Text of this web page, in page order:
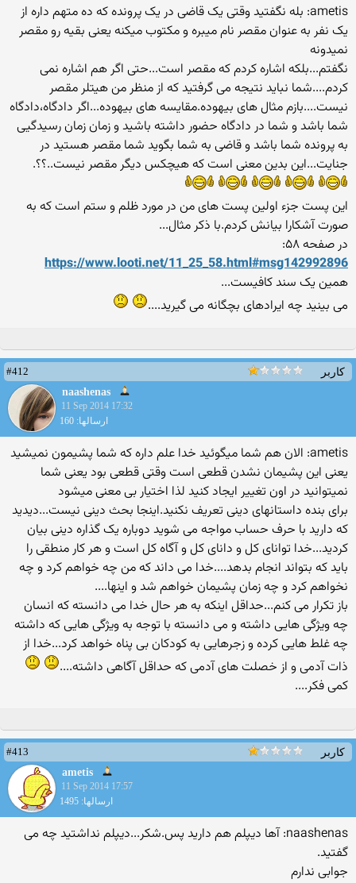
ametis: بله نگفتید وقتی یک قاضی در یک پرونده که ده متهم داره از
یک نفر به عنوان مقصر نام میبره و مکتوب میکنه یعنی بقیه رو مقصر
نمیدونه
نگفتم...بلکه اشاره کردم که مقصر است...حتی اگر هم اشاره نمی
کردم....شما نباید نتیجه می گرفتید که از منظر من هیتلر مقصر
نیست....بازم مثال های بیهوده.مقایسه های بیهوده...اگر دادگاه،دادگاه
شما باشد و شما در دادگاه حضور داشته باشید و زمان زمان رسیدگیی
به پرونده شما باشد و قاضی به شما بگوید شما مقصر هستید در
جنایت...این بدین معنی است که هیچکس دیگر مقصر نیست..؟؟.
این پست جزء اولین پست های من در مورد ظلم و ستم است که به
صورت آشکارا بیانش کردم.با ذکر مثال...
در صفحه ۵۸:
https://www.looti.net/11_25_58.html#msg142992896
همین یک سند کافیست...
می بینید چه ایرادهای بچگانه می گیرید....
کاربر
#412
naashenas
11 Sep 2014 17:32
ارسالها: 160
ametis: الان هم شما میگوئید خدا علم داره که شما پشیمون نمیشید
یعنی این پشیمان نشدن قطعی است وقتی قطعی بود یعنی شما
نمیتوانید در اون تغییر ایجاد کنید لذا اختیار بی معنی میشود
برای بنده داستانهای دینی تعریف نکنید.اینجا بحث دینی نیست...دیدید
که دارید با حرف حساب مواجه می شوید دوباره یک گذاره دینی بیان
کردید...خدا توانای کل و دانای کل و آگاه کل است و هر کار منطقی را
باید که بتواند انجام بدهد....خدا می داند که من چه خواهم کرد و چه
نخواهم کرد و چه زمان پشیمان خواهم شد و اینها....
باز تکرار می کنم...حداقل اینکه به هر حال خدا می دانسته که انسان
چه ویژگی هایی داشته و می دانسته با توجه به ویژگی هایی که داشته
چه غلط هایی کرده و زجرهایی به کودکان بی پناه خواهد کرد...خدا از
ذات آدمی و از خصلت های آدمی که حداقل آگاهی داشته....
کمی فکر....
کاربر
#413
ametis
11 Sep 2014 17:57
ارسالها: 1495
naashenas: آها دیپلم هم دارید پس.شکر...دیپلم نداشتید چه می
گفتید.
جوابی ندارم